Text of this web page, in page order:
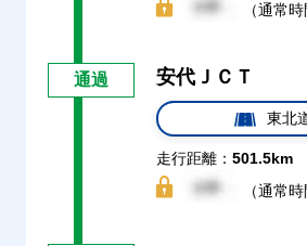
（通常時
通過 安代ＪＣＴ
東北
走行距離： 501.5km
（通常